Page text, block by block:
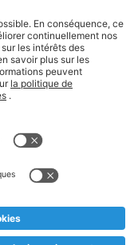
légales
et jusqu'à
nous serions
et TVA incl.
a été adoptée